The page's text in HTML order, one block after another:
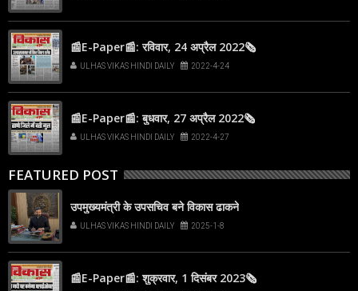
📰E-Paper📰: रविवार, 24 अप्रैल 2022🗞
ULHAS VIKAS HINDI DAILY 2022-4-24
📰E-Paper📰: बुधवार, 27 अप्रैल 2022🗞
ULHAS VIKAS HINDI DAILY 2022-4-27
FEATURED POST
उपमुख्यमंत्री के उपसचिव बने विकास ढाकने
ULHAS VIKAS HINDI DAILY 2025-1-8
📰E-Paper📰: शुक्रवार, 1 दिसंबर 2023🗞